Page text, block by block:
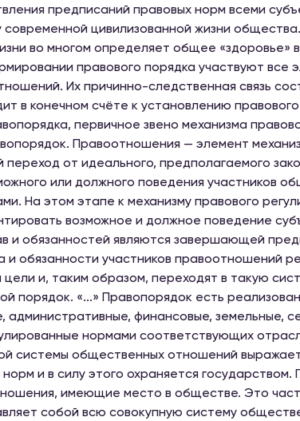
предписаний правовых норм всеми
цивилизованной жизни
во многом определяет общее «здоровье»
правового порядка участвуют все
Их причинно-следственная связь
в конечном счёте к установлению
первичное звено механизма
Правоотношения — элемент
от идеального, предполагаемого
или должного поведения участников
На этом этапе к механизму правового
возможное и должное поведение
и обязанностей являются завершающей
и обязанности участников правоотношений
цели и, таким образом, переходят в такую
порядок. «...» Правопорядок есть
административные, финансовые, земельные,
нормами соответствующих
системы общественных отношений
и в силу этого охраняется
имеющие место в обществе. Это
собой всю совокупную систему